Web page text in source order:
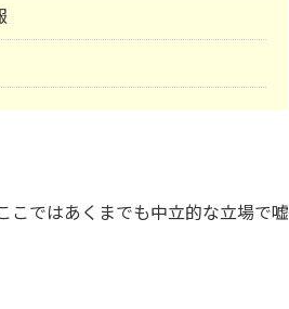
こではあくまでも中立的な立場で嘘